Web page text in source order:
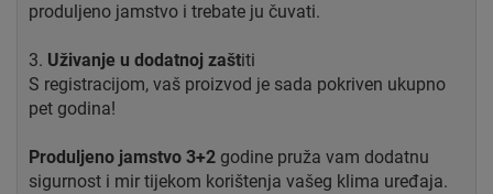
produljeno jamstvo i trebate ju čuvati.
3. Uživanje u dodatnoj zaštiti
S registracijom, vaš proizvod je sada pokriven ukupno
pet godina!
Produljeno jamstvo 3+2 godine pruža vam dodatnu
sigurnost i mir tijekom korištenja vašeg klima uređaja.